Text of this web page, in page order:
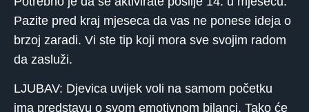
Pazite pred kraj mjeseca da vas ne ponese ideja o
brzoj zaradi. Vi ste tip koji mora sve svojim radom
da zasluži.
LJUBAV: Djevica uvijek voli na samom početku
ima predstavu o svom emotivnom bilanci. Tako će